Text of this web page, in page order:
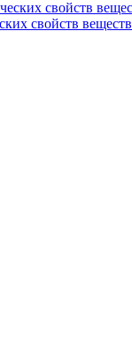
свойств веществ